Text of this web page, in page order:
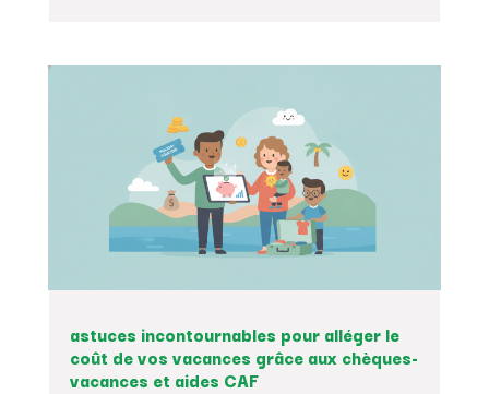
astuces incontournables pour alléger le
coût de vos vacances grâce aux chèques-
vacances et aides CAF